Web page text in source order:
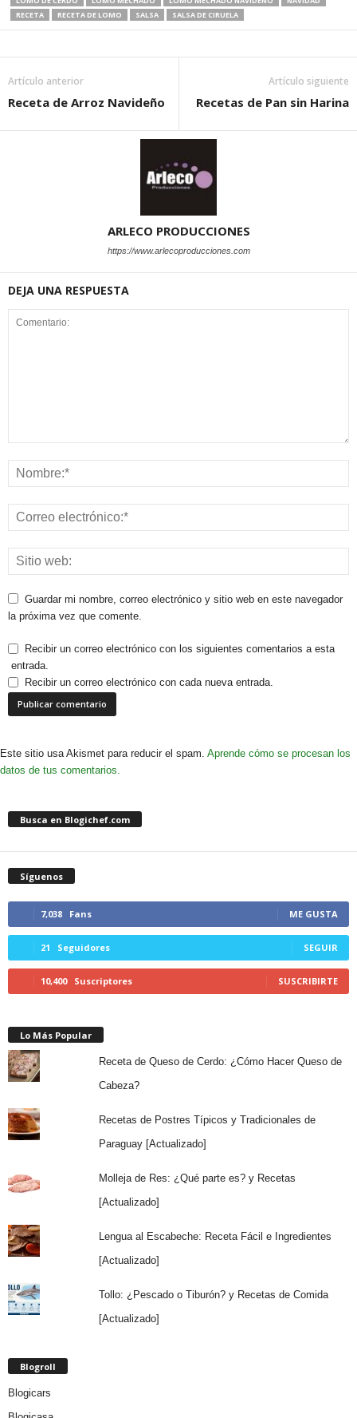
RECETA
RECETA DE LOMO SALSA SALSA DE CIRUELA
Artículo anterior
Receta de Arroz Navideño
Artículo siguiente
Recetas de Pan sin Harina
ARLECO PRODUCCIONES
https://www.arlecoproducciones.com
DEJA UNA RESPUESTA
Guardar mi nombre, correo electrónico y sitio web en este navegador
la próxima vez que comente.
Recibir un correo electrónico con los siguientes comentarios a esta
entrada.
Recibir un correo electrónico con cada nueva entrada.
Este sitio usa Akismet para reducir el spam. Aprende cómo se procesan los
datos de tus comentarios.
Busca en Blogichef.com
Síguenos
7,038 Fans ME GUSTA
21 Seguidores SEGUIR
10,400 Suscriptores SUSCRIBIRTE
Lo Más Popular
Receta de Queso de Cerdo: ¿Cómo Hacer Queso de
Cabeza?
Recetas de Postres Típicos y Tradicionales de
Paraguay [Actualizado]
Molleja de Res: ¿Qué parte es? y Recetas
[Actualizado]
Lengua al Escabeche: Receta Fácil e Ingredientes
[Actualizado]
Tollo: ¿Pescado o Tiburón? y Recetas de Comida
[Actualizado]
Blogroll
Blogicars